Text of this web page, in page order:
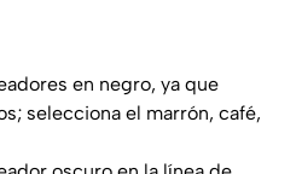
en negro, ya que
selecciona el marrón, café,